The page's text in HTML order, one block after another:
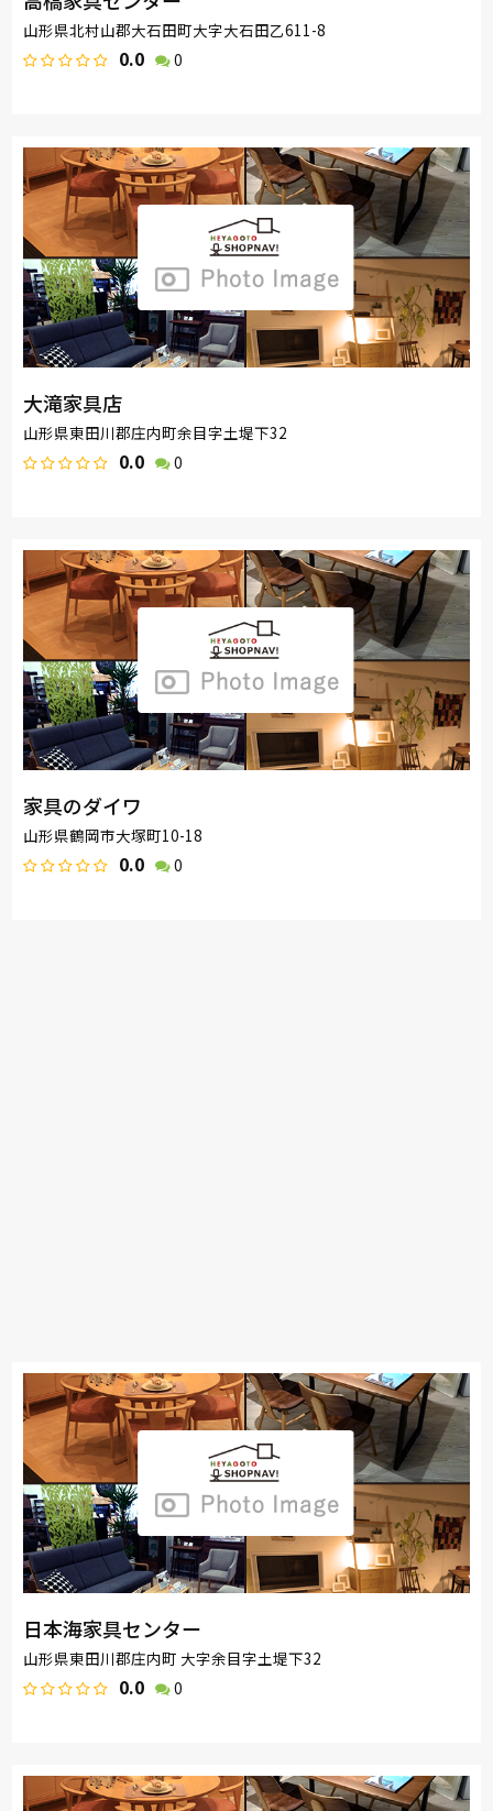
山形県北村山郡大石田町大字大石田乙611-8
0.0 0
大滝家具店
山形県東田川郡庄内町余目字土堤下32
0.0 0
家具のダイワ
山形県鶴岡市大塚町10-18
0.0 0
日本海家具センター
山形県東田川郡庄内町 大字余目字土堤下32
0.0 0